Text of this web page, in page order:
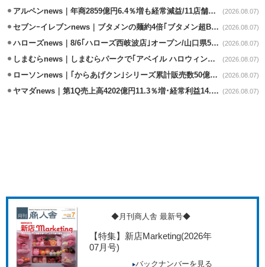
アルペンnews｜年商2859億円6.4％増も経常減益/11店舗出店､4店閉鎖 (2026.08.07)
セブンｰイレブンnews｜ブタメンの麺約4倍｢ブタメン超BIG｣8/11から限定発売 (2026.08.07)
ハローズnews｜8/6｢ハローズ西岐波店｣オープン/山口県5店舗目 (2026.08.07)
しまむらnews｜しまむらパークで｢アベイル ハロウィンじゅんびフェア｣開催 (2026.08.07)
ローソンnews｜｢からあげクン｣シリーズ累計販売数50億食突破 (2026.08.07)
ヤマダnews｜第1Q売上高4202億円11.3％増･経常利益14.5％増 (2026.08.07)
◆月刊商人舎 最新号◆
【特集】新店Marketing(2026年
07月号)
バックナンバーを見る